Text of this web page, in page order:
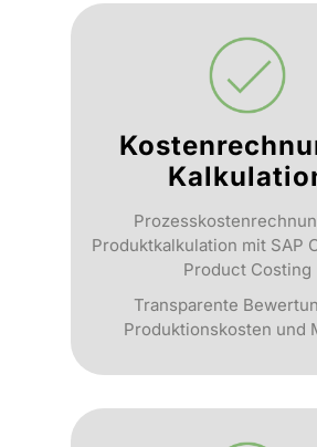
Produktkalkulation mit SAP
Product Costing
Transparente
Produktionskosten und